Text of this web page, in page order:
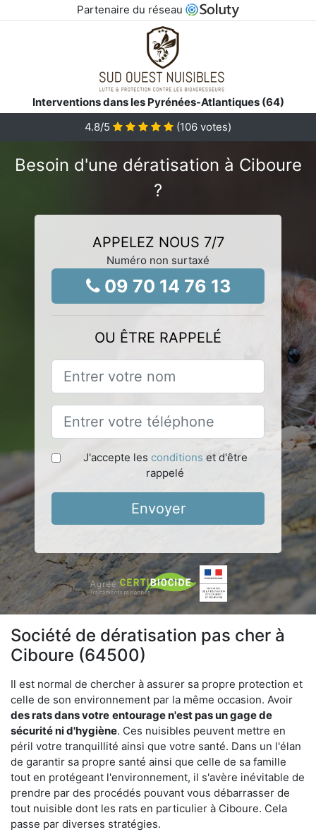
Partenaire du réseau
Interventions dans les Pyrénées-Atlantiques (64)
4.8/5 (106 votes)
Besoin d'une dératisation à Ciboure
?
APPELEZ NOUS 7/7
Numéro non surtaxé
09 70 14 76 13
OU ÊTRE RAPPELÉ
J'accepte les conditions et d'être
rappelé
Envoyer
Société de dératisation pas cher à
Ciboure (64500)
Il est normal de chercher à assurer sa propre protection et
celle de son environnement par la même occasion. Avoir
des rats dans votre entourage n'est pas un gage de
sécurité ni d'hygiène. Ces nuisibles peuvent mettre en
péril votre tranquillité ainsi que votre santé. Dans un l'élan
de garantir sa propre santé ainsi que celle de sa famille
tout en protégeant l'environnement, il s'avère inévitable de
prendre par des procédés pouvant vous débarrasser de
tout nuisible dont les rats en particulier à Ciboure. Cela
passe par diverses stratégies.